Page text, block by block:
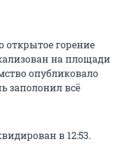
открытое горение
на площади
опубликовало
заполонил всё
в 12:53.